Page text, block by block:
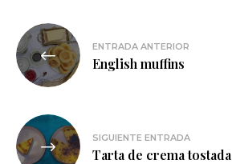
Navegación
de
entradas
ENTRADA ANTERIOR
English muffins
SIGUIENTE ENTRADA
Tarta de crema tostada